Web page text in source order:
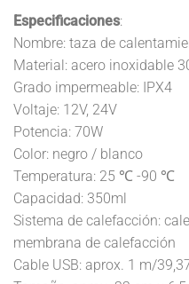
Especificaciones:
Nombre: taza de
Material: acero inoxidable
Grado impermeable: IPX4
Voltaje: 12V, 24V
Potencia: 70W
Color: negro / blanco
Temperatura: 25 ℃ -90 ℃
Capacidad: 350ml
Sistema de calefacción:
membrana de calefacción
Cable USB: aprox. 1 m/